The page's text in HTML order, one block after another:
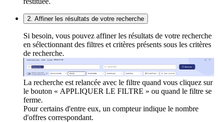
2. Affiner les résultats de votre recherche
Si besoin, vous pouvez affiner les résultats de votre recherche
en sélectionnant des filtres et critères présents sous les critères
de recherche.
La recherche est relancée avec le filtre quand vous cliquez sur
le bouton « APPLIQUER LE FILTRE » ou quand le filtre se
ferme.
Pour certains d'entre eux, un compteur indique le nombre
d'offres correspondant.